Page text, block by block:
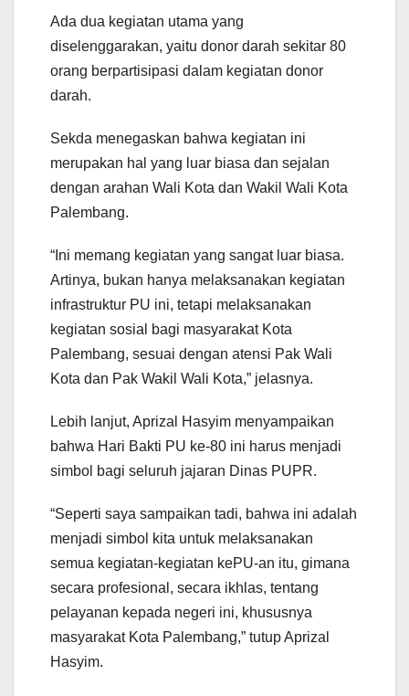
Ada dua kegiatan utama yang
diselenggarakan, yaitu donor darah sekitar 80
orang berpartisipasi dalam kegiatan donor
darah.
Sekda menegaskan bahwa kegiatan ini
merupakan hal yang luar biasa dan sejalan
dengan arahan Wali Kota dan Wakil Wali Kota
Palembang.
“Ini memang kegiatan yang sangat luar biasa.
Artinya, bukan hanya melaksanakan kegiatan
infrastruktur PU ini, tetapi melaksanakan
kegiatan sosial bagi masyarakat Kota
Palembang, sesuai dengan atensi Pak Wali
Kota dan Pak Wakil Wali Kota,” jelasnya.
Lebih lanjut, Aprizal Hasyim menyampaikan
bahwa Hari Bakti PU ke-80 ini harus menjadi
simbol bagi seluruh jajaran Dinas PUPR.
“Seperti saya sampaikan tadi, bahwa ini adalah
menjadi simbol kita untuk melaksanakan
semua kegiatan-kegiatan kePU-an itu, gimana
secara profesional, secara ikhlas, tentang
pelayanan kepada negeri ini, khususnya
masyarakat Kota Palembang,” tutup Aprizal
Hasyim.